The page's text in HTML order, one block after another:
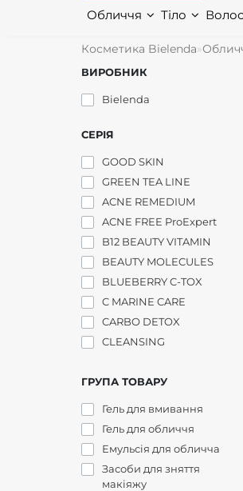
Обличчя Тіло
Косметика Bielenda
ВИРОБНИК
Bielenda
СЕРІЯ
GOOD SKIN
GREEN TEA LINE
ACNE REMEDIUM
ACNE FREE ProExpert
B12 BEAUTY VITAMIN
BEAUTY MOLECULES
BLUEBERRY C-TOX
C MARINE CARE
CARBO DETOX
CLEANSING
FACEBOOM AURA 2.0
FACEBOOM
BOOMBASTIC LAB
GLAZE & GLOW
HYDRO LIPIDIUM
ГРУПА ТОВАРУ
Гель для вмивання
Гель для обличчя
Емульсія для обличча
Засоби для зняття
макіяжу